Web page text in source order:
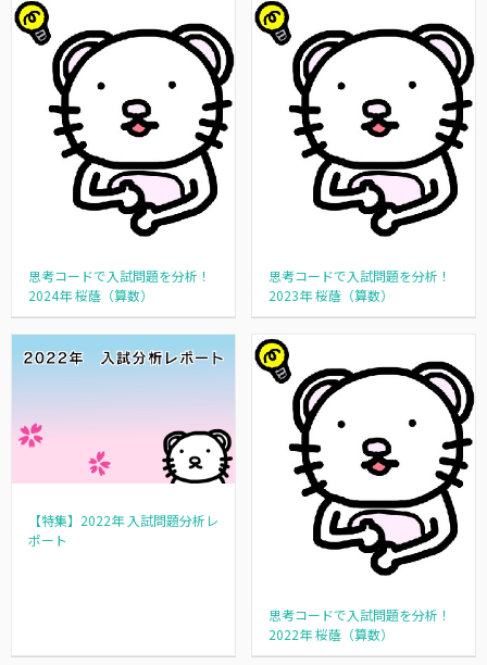
思考コードで入試問題を分析！
2024年 桜蔭（算数）
思考コードで入試問題を分析！
2023年 桜蔭（算数）
【特集】2022年 入試問題分析レ
ポート
思考コードで入試問題を分析！
2022年 桜蔭（算数）